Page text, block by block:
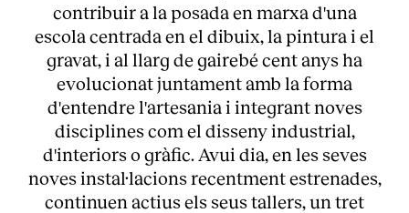
contribuir a la posada en marxa d'una
escola centrada en el dibuix, la pintura i el
gravat, i al llarg de gairebé cent anys ha
evolucionat juntament amb la forma
d'entendre l'artesania i integrant noves
disciplines com el disseny industrial,
d'interiors o gràfic. Avui dia, en les seves
noves instal·lacions recentment estrenades,
continuen actius els seus tallers, un tret